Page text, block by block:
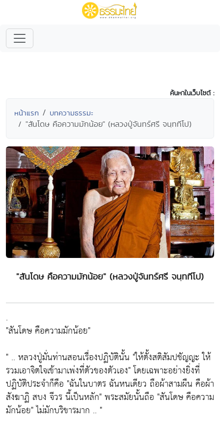
ค้นหาในเว็บไซต์ :
หน้าแรก บทความธรรมะ
"สันโดษ คือความมักน้อย" (หลวงปู่จันทร์ศรี จนฺททีโป)
"สันโดษ คือความมักน้อย" (หลวงปู่จันทร์ศรี จนฺททีโป)
.
"สันโดษ คือความมักน้อย"
" .. หลวงปู่มั่นท่านสอนเรื่องปฏิบัตินั้น "ให้ตั้งสติสัมปชัญญะ ให้
รวมเอาจิตใจเข้ามาเพ่งที่ตัวของตัวเอง" โดยเฉพาะอย่างยิ่งที่
ปฏิบัติประจำก็คือ "ฉันในบาตร ฉันหนเดียว ถือผ้าสามผืน คือผ้า
สังฆาฏิ สบง จีวร นี้เป็นหลัก" พระสมัยนั้นถือ "สันโดษ คือความ
มักน้อย" ไม่มักบริขารมาก .. "